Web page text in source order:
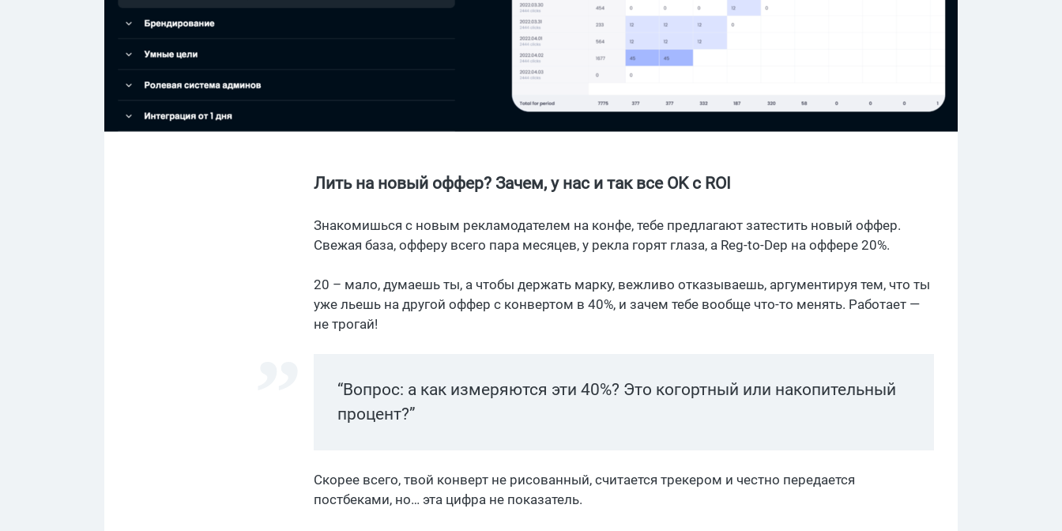
Лить на новый оффер? Зачем, у нас и так все OK с ROI
Знакомишься с новым рекламодателем на конфе, тебе предлагают затестить новый оффер.
Свежая база, офферу всего пара месяцев, у рекла горят глаза, а Reg-to-Dep на оффере 20%.
20 – мало, думаешь ты, а чтобы держать марку, вежливо отказываешь, аргументируя тем, что ты
уже льешь на другой оффер с конвертом в 40%, и зачем тебе вообще что-то менять. Работает —
не трогай!
“Вопрос: а как измеряются эти 40%? Это когортный или накопительный
процент?”
Скорее всего, твой конверт не рисованный, считается трекером и честно передается
постбеками, но… эта цифра не показатель.